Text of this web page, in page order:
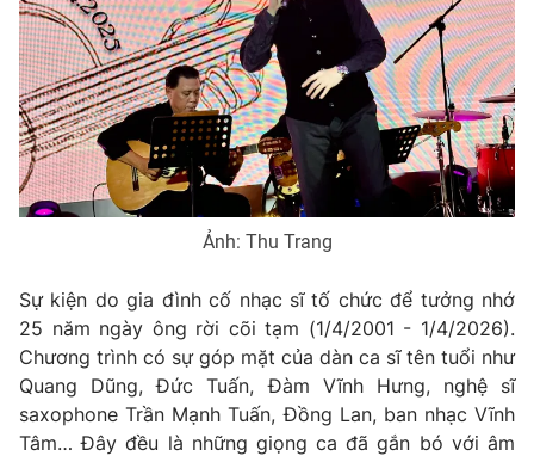
Góc doanh nghiệp
Truyền hình
Phim VTV
Hậu trường
Nhân vật
Khán giả
Giải trí
Điện ảnh
Âm nhạc
Đời sống
Du lịch
Chất lượng cuộc sống
Giáo dục
Học trực tuyến
Công nghệ
Hitech Công nghệ tương lai
Sản phẩm
Thị trường
Giao lưu trực tuyến
Lịch phát sóng
Ảnh: Thu Trang
Sự kiện do gia đình cố nhạc sĩ tố chức để tưởng nhớ
25 năm ngày ông rời cõi tạm (1/4/2001 - 1/4/2026).
Chương trình có sự góp mặt của dàn ca sĩ tên tuổi như
Quang Dũng, Đức Tuấn, Đàm Vĩnh Hưng, nghệ sĩ
saxophone Trần Mạnh Tuấn, Đồng Lan, ban nhạc Vĩnh
Tâm… Đây đều là những giọng ca đã gắn bó với âm